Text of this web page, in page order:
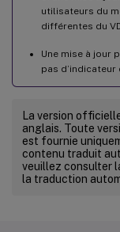
utilisateurs du
différentes du
Une mise à jour
pas d’indicateur
La version
anglais. Toute
est fournie
contenu traduit
veuillez consulter
la traduction